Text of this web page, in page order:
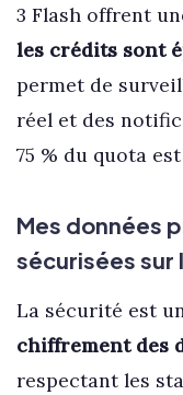
3 Flash offrent
les crédits sont
permet de
réel et des
75 % du quota
Mes données
sécurisées sur
La sécurité est
chiffrement des
respectant les